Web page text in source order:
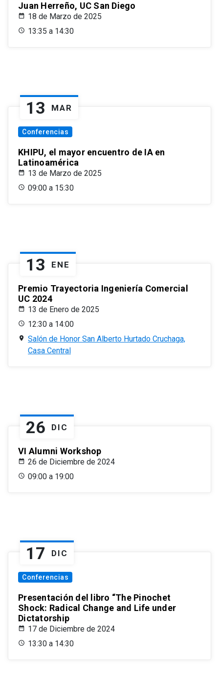
Juan Herreño, UC San Diego
18 de Marzo de 2025
13:35 a 14:30
13 MAR
Conferencias
KHIPU, el mayor encuentro de IA en
Latinoamérica
13 de Marzo de 2025
09:00 a 15:30
13 ENE
Premio Trayectoria Ingeniería Comercial
UC 2024
13 de Enero de 2025
12:30 a 14:00
Salón de Honor San Alberto Hurtado Cruchaga,
Casa Central
26 DIC
VI Alumni Workshop
26 de Diciembre de 2024
09:00 a 19:00
17 DIC
Conferencias
Presentación del libro “The Pinochet
Shock: Radical Change and Life under
Dictatorship
17 de Diciembre de 2024
13:30 a 14:30